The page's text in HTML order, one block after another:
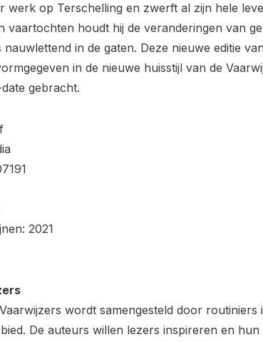
werk op Terschelling en zwerft al zijn hele
vaartochten houdt hij de veranderingen van
in de gaten. Deze nieuwe editie
in de nieuwe huisstijl van de
gebracht.
2021
wordt samengesteld door routiniers
De auteurs willen lezers inspireren en hun